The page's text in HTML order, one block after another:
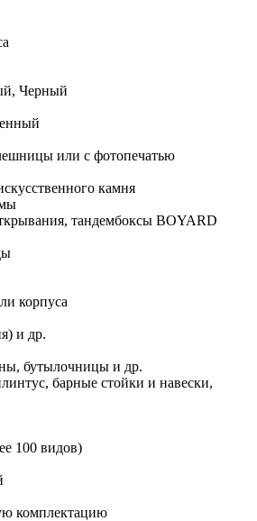
Черный
или с фотопечатью
камня
тандембоксы BOYARD
корпуса
и др.
бутылочницы и др.
барные стойки и навески,
100 видов)
комплектацию